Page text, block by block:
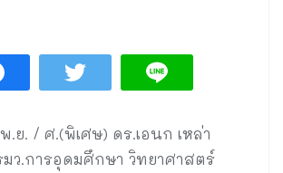
.ย. / ศ.(พิเศษ) ดร.เอนก เหล่า
ว.การอุดมศึกษา วิทยาศาสตร์